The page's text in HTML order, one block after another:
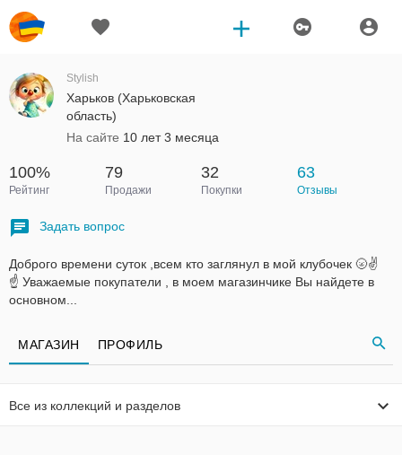
Stylish
Харьков (Харьковская
область)
На сайте 10 лет 3 месяца
100%
Рейтинг
79
Продажи
32
Покупки
63
Отзывы
Задать вопрос
Доброго времени суток ,всем кто заглянул в мой клубочек 🌝✌
☝ Уважаемые покупатели , в моем магазинчике Вы найдете в
основном...
МАГАЗИН ПРОФИЛЬ
Все из коллекций и разделов